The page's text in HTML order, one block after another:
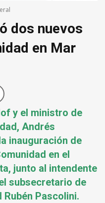
dos nuevos
en Mar
y el ministro de
Andrés
inauguración de
en el
junto al intendente
subsecretario de
Rubén Pascolini.